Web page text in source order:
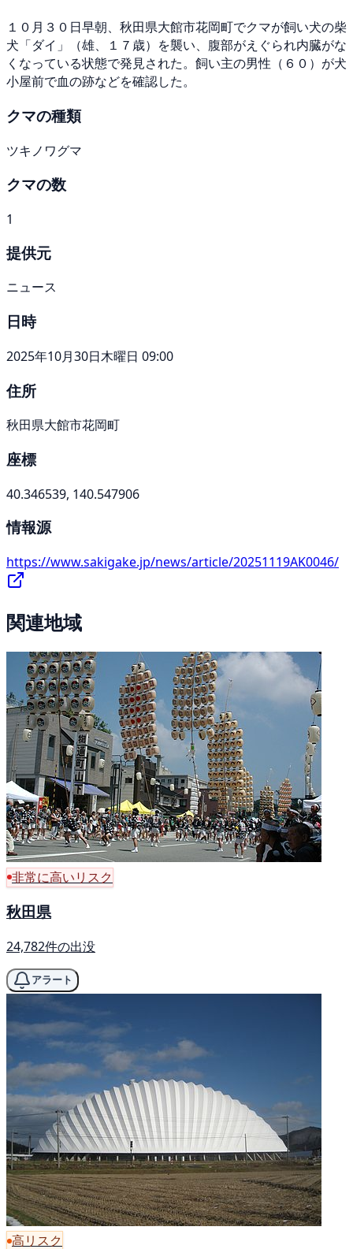
１０月３０日早朝、秋田県大館市花岡町でクマが飼い犬の柴
犬「ダイ」（雄、１７歳）を襲い、腹部がえぐられ内臓がな
くなっている状態で発見された。飼い主の男性（６０）が犬
小屋前で血の跡などを確認した。
クマの種類
ツキノワグマ
クマの数
1
提供元
ニュース
日時
2025年10月30日木曜日 09:00
住所
秋田県大館市花岡町
座標
40.346539, 140.547906
情報源
https://www.sakigake.jp/news/article/20251119AK0046/
関連地域
非常に高いリスク
秋田県
24,782件の出没
アラート
高リスク